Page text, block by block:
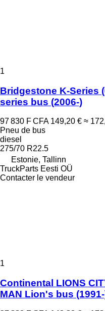
1
Bridgestone K-Series
series bus (2006-)
97 830 F CFA 149,20 € ≈
Pneu de bus
diesel
275/70 R22.5
Estonie, Tallinn
TruckParts Eesti OÜ
Contacter le vendeur
1
Continental LIONS
MAN Lion's bus